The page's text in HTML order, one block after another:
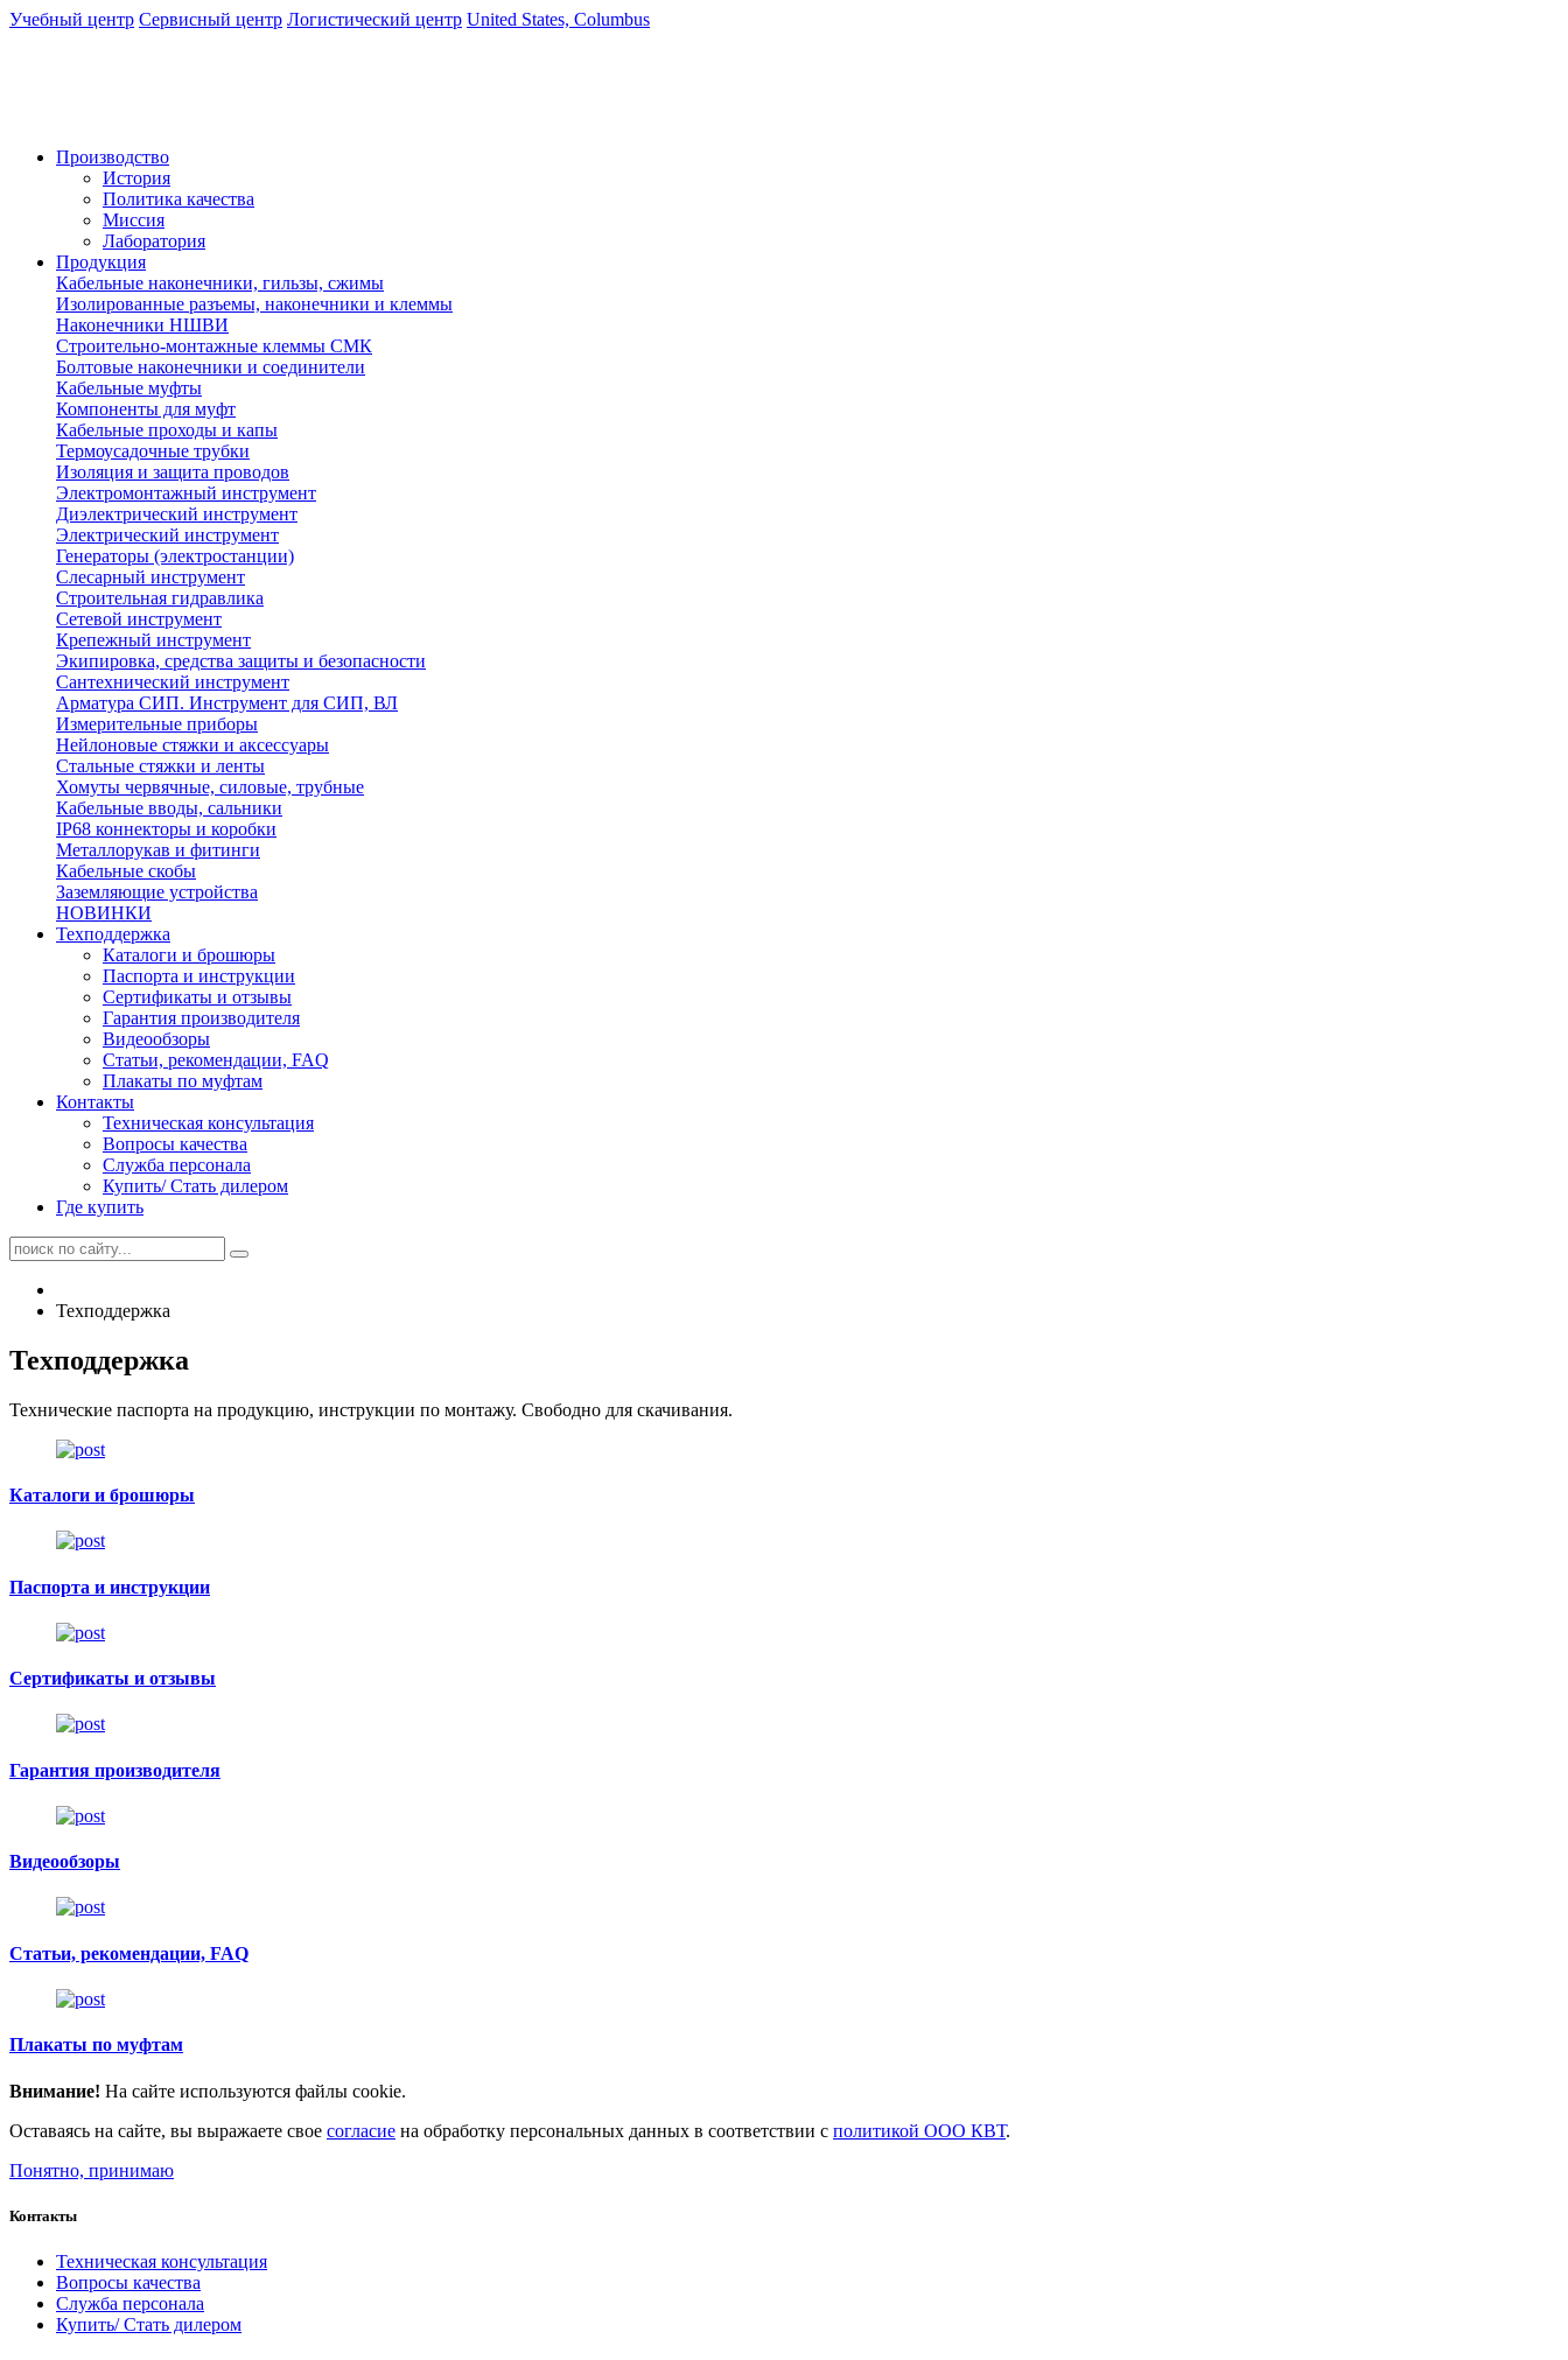
Учебный центр Сервисный центр Логистический центр United States, Columbus
Производство
История
Политика качества
Миссия
Лаборатория
Продукция
Кабельные наконечники, гильзы, сжимы
Изолированные разъемы, наконечники и клеммы
Наконечники НШВИ
Строительно-монтажные клеммы СМК
Болтовые наконечники и соединители
Кабельные муфты
Компоненты для муфт
Кабельные проходы и капы
Термоусадочные трубки
Изоляция и защита проводов
Электромонтажный инструмент
Диэлектрический инструмент
Электрический инструмент
Генераторы (электростанции)
Слесарный инструмент
Строительная гидравлика
Сетевой инструмент
Крепежный инструмент
Экипировка, средства защиты и безопасности
Сантехнический инструмент
Арматура СИП. Инструмент для СИП, ВЛ
Измерительные приборы
Нейлоновые стяжки и аксессуары
Стальные стяжки и ленты
Хомуты червячные, силовые, трубные
Кабельные вводы, сальники
IP68 коннекторы и коробки
Металлорукав и фитинги
Кабельные скобы
Заземляющие устройства
НОВИНКИ
Техподдержка
Каталоги и брошюры
Паспорта и инструкции
Сертификаты и отзывы
Гарантия производителя
Видеообзоры
Статьи, рекомендации, FAQ
Плакаты по муфтам
Контакты
Техническая консультация
Вопросы качества
Служба персонала
Купить/ Стать дилером
Где купить
Техподдержка
Техподдержка
Технические паспорта на продукцию, инструкции по монтажу. Свободно для скачивания.
Каталоги и брошюры
Паспорта и инструкции
Сертификаты и отзывы
Гарантия производителя
Видеообзоры
Статьи, рекомендации, FAQ
Плакаты по муфтам
Внимание! На сайте используются файлы cookie.
Оставаясь на сайте, вы выражаете свое согласие на обработку персональных данных в соответствии с политикой ООО КВТ.
Понятно, принимаю
Контакты
Техническая консультация
Вопросы качества
Служба персонала
Купить/ Стать дилером